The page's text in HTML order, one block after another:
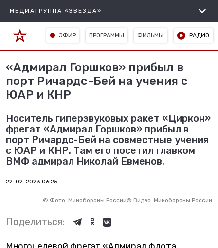
МЕДИАГРУППА «ЗВЕЗДА»
ЭФИР ПРОГРАММЫ ФИЛЬМЫ РАДИО
«Адмирал Горшков» прибыл в
порт Ричардс-Бей на учения с
ЮАР и КНР
Носитель гиперзвуковых ракет «Циркон»
фрегат «Адмирал Горшков» прибыл в
порт Ричардс-Бей на совместные учения
с ЮАР и КНР. Там его посетил главком
ВМФ адмирал Николай Евменов.
22-02-2023 06:25
© Фото: Минобороны России© Видео: Минобороны России
Поделиться: